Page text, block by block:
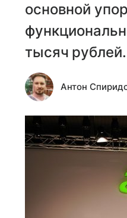
основной
тысяч рублей.
Антон